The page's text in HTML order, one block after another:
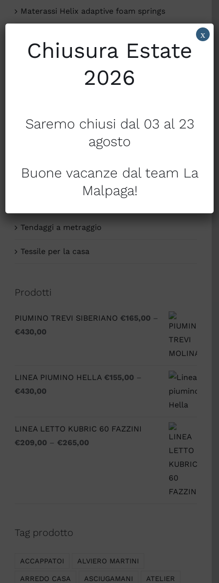
Materassi Helix adaptive foam springs
Materassi Molle Bonnell
Materassi Molle e micro molle indipendenti
Mondo Bimbo
Piumini
Tendaggi a metraggio
Tessile per la casa
Prodotti
PIUMINO TREVI SIBERIANO €165,00 –
€430,00
LINEA PIUMINO HELLA €155,00 –
€430,00
LINEA LETTO KUBRIC 60 FAZZINI
€209,00 – €265,00
Tag prodotto
ACCAPPATOI ALVIERO MARTINI
ARREDO CASA ASCIUGAMANI ATELIER
Chiusura Estate
2026
Saremo chiusi dal 03 al 23
agosto
Buone vacanze dal team La
Malpaga!
x